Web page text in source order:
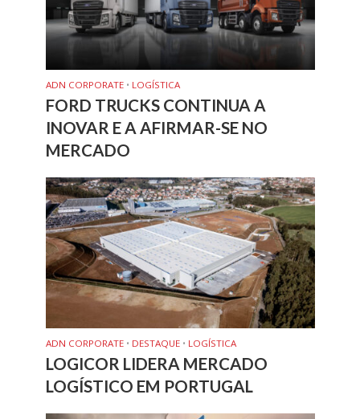
ADN CORPORATE • LOGÍSTICA
FORD TRUCKS CONTINUA A
INOVAR E A AFIRMAR-SE NO
MERCADO
ADN CORPORATE • DESTAQUE • LOGÍSTICA
LOGICOR LIDERA MERCADO
LOGÍSTICO EM PORTUGAL